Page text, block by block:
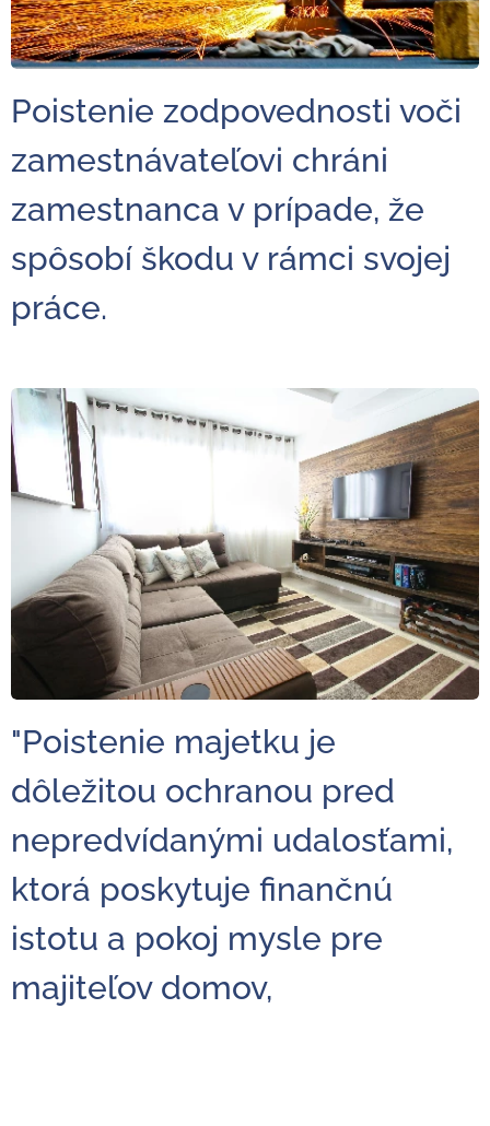
Poistenie zodpovednosti voči
zamestnávateľovi chráni
zamestnanca v prípade, že
spôsobí škodu v rámci svojej
práce.
"Poistenie majetku je
dôležitou ochranou pred
nepredvídanými udalosťami,
ktorá poskytuje finančnú
istotu a pokoj mysle pre
majiteľov domov,